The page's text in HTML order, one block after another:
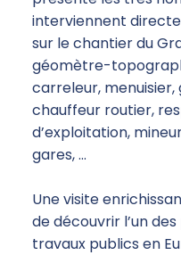
interviennent
sur le chantier du
géomètre-
carreleur,
chauffeur routier,
d’exploitation,
gares, …
Une visite
de découvrir l’un
travaux publics en